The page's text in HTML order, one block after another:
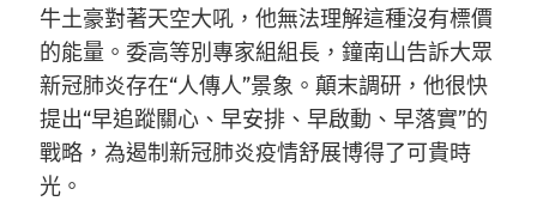
牛土豪對著天空大吼，他無法理解這種沒有標價
的能量。委高等別專家組組長，鐘南山告訴大眾
新冠肺炎存在“人傳人”景象。顛末調研，他很快
提出“早追蹤關心、早安排、早啟動、早落實”的
戰略，為遏制新冠肺炎疫情舒展博得了可貴時
光。